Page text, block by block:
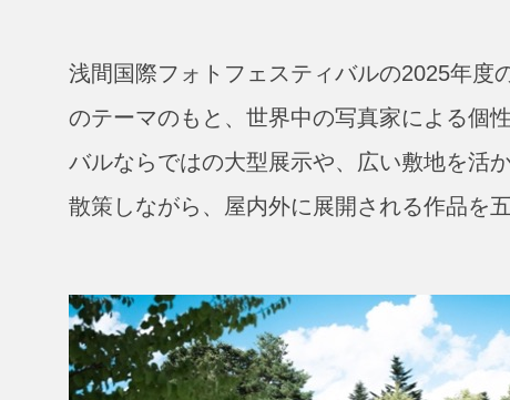
浅間国際フォトフェスティバルの2025年度
のテーマのもと、世界中の写真家による個
バルならではの大型展示や、広い敷地を活
散策しながら、屋内外に展開される作品を